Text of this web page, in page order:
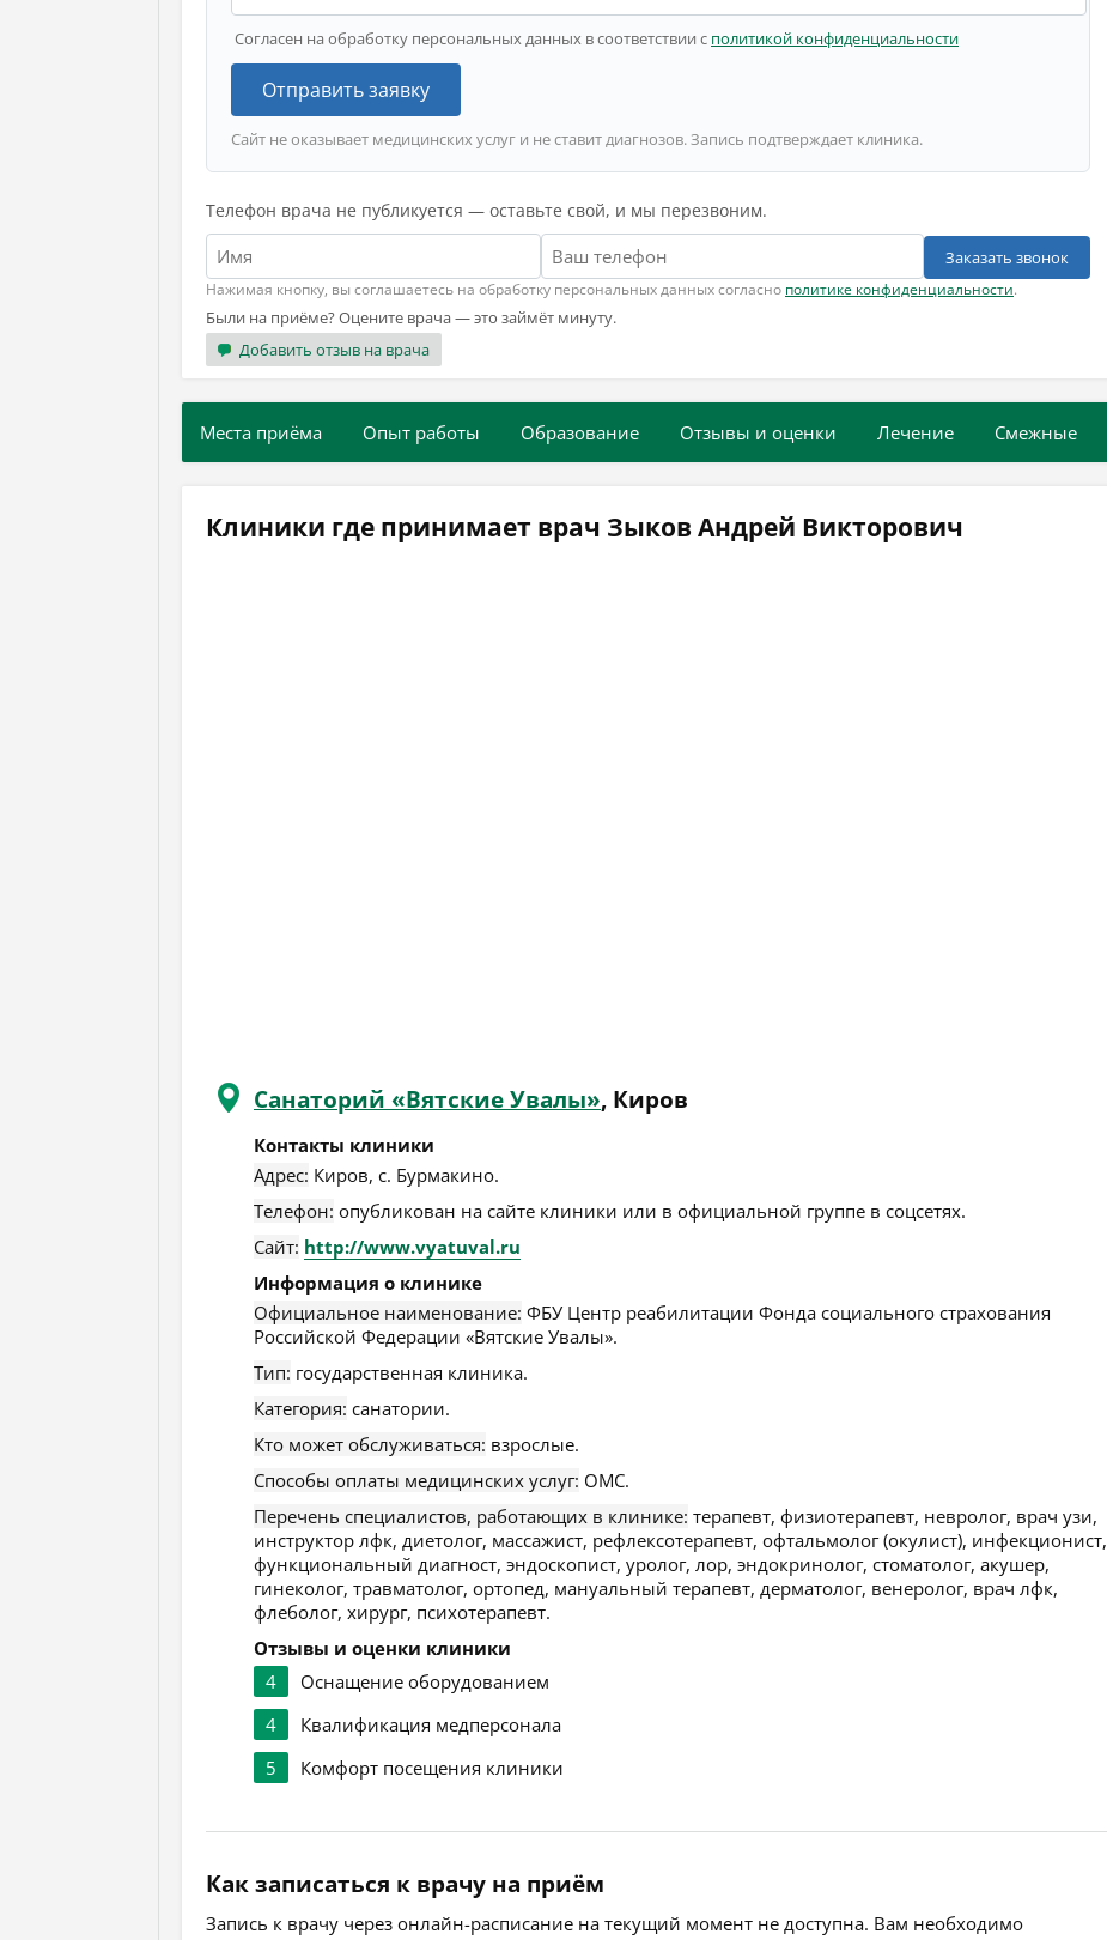
Согласен на обработку персональных данных в соответствии с политикой конфиденциальности
Отправить заявку
Сайт не оказывает медицинских услуг и не ставит диагнозов. Запись подтверждает клиника.
Телефон врача не публикуется — оставьте свой, и мы перезвоним.
Заказать звонок
Нажимая кнопку, вы соглашаетесь на обработку персональных данных согласно политике конфиденциальности.
Были на приёме? Оцените врача — это займёт минуту.
Добавить отзыв на врача
Места приёма Опыт работы Образование Отзывы и оценки Лечение Смежные
Клиники где принимает врач Зыков Андрей Викторович
Санаторий «Вятские Увалы», Киров
Контакты клиники
Адрес: Киров, с. Бурмакино.
Телефон: опубликован на сайте клиники или в официальной группе в соцсетях.
Сайт: http://www.vyatuval.ru
Информация о клинике
Официальное наименование: ФБУ Центр реабилитации Фонда социального страхования
Российской Федерации «Вятские Увалы».
Тип: государственная клиника.
Категория: санатории.
Кто может обслуживаться: взрослые.
Способы оплаты медицинских услуг: ОМС.
Перечень специалистов, работающих в клинике: терапевт, физиотерапевт, невролог, врач узи,
инструктор лфк, диетолог, массажист, рефлексотерапевт, офтальмолог (окулист), инфекционист,
функциональный диагност, эндоскопист, уролог, лор, эндокринолог, стоматолог, акушер,
гинеколог, травматолог, ортопед, мануальный терапевт, дерматолог, венеролог, врач лфк,
флеболог, хирург, психотерапевт.
Отзывы и оценки клиники
4
Оснащение оборудованием
4
Квалификация медперсонала
5
Комфорт посещения клиники
Как записаться к врачу на приём
Запись к врачу через онлайн-расписание на текущий момент не доступна. Вам необходимо